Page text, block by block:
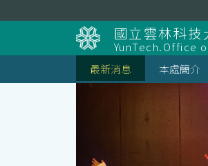
到
主
要
內
容
國立雲林科技
YunTech.Office
最新消息
本處簡介